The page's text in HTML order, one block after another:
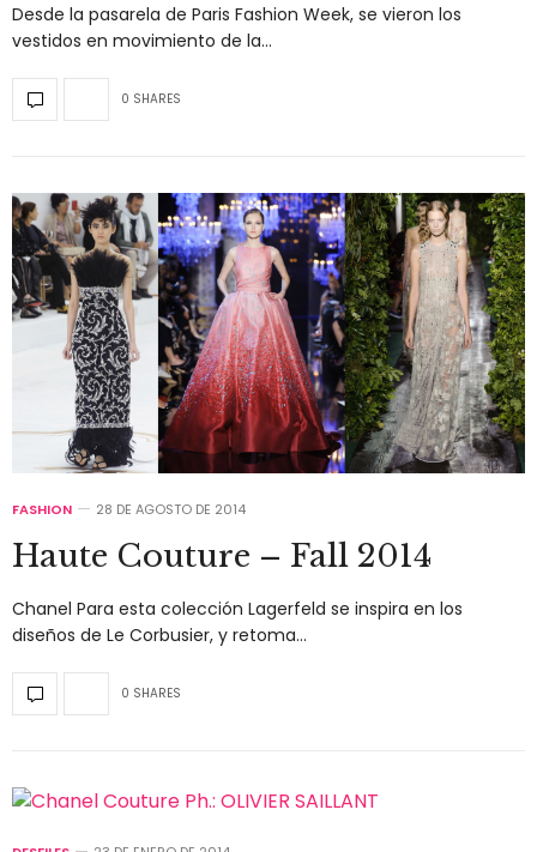
Desde la pasarela de Paris Fashion Week, se vieron los
vestidos en movimiento de la…
0 SHARES
FASHION 28 DE AGOSTO DE 2014
Haute Couture – Fall 2014
Chanel Para esta colección Lagerfeld se inspira en los
diseños de Le Corbusier, y retoma…
0 SHARES